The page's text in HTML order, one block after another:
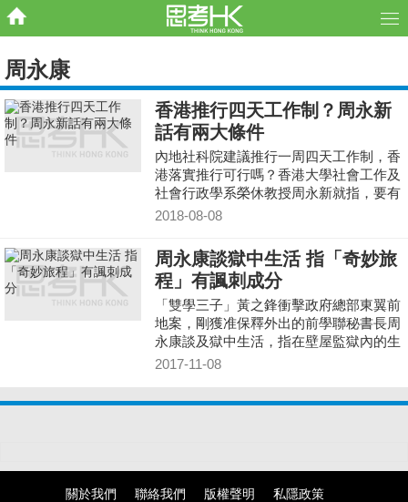
周永康
香港推行四天工作制？周永新
話有兩大條件
內地社科院建議推行一周四天工作制，香
港落實推行可行嗎？香港大學社會工作及
社會行政學系榮休教授周永新就指，要有
兩個先決條件！
2018-08-08
周永康談獄中生活 指「奇妙旅
程」有諷刺成分
「雙學三子」黃之鋒衝擊政府總部東翼前
地案，剛獲准保釋外出的前學聯秘書長周
永康談及獄中生活，指在壁屋監獄內的生
活與外面不同，故昨日回家後有很多事情
2017-11-08
關於我們 聯絡我們 版權聲明
私隱政策